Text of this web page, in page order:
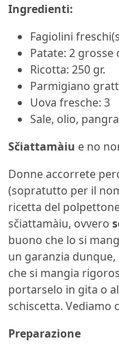
Ingredienti:
Fagiolini
Patate: 2 grosse
Ricotta: 250 gr.
Parmigiano
Uova fresche: 3
Sale, olio,
Sčiattamàiu e no
Donne accorrete
(sopratutto per il
ricetta del
sčiattamàiu, ovvero
buono che lo si
un garanzia
che si mangia
portarselo in gita o
schiscetta. Vediamo
Preparazione